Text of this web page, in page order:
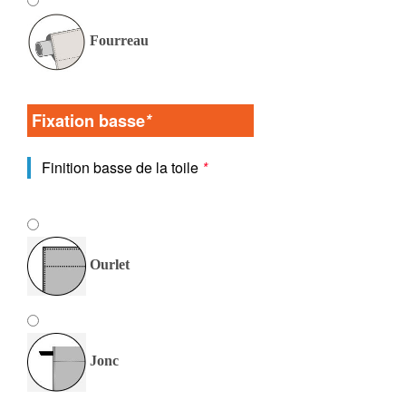
Fourreau
Fixation basse*
Finition basse de la toile *
Ourlet
Jonc